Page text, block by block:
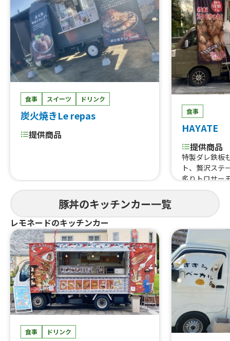
食事 スイーツ ドリンク
炭火焼きLe repas
提供商品
食事
HAYATE
提供商品
特製ダレ鉄板
ト、贅沢ステ
炙りトロサー
カルビ丼、温
ワー、生ビ
き氷 練乳入
ンクフルト、
とろーりチー
チキン丼、す
風）、特製焼
ンク、スタミ
豚丼のキッチンカー一覧
レモネードのキッチンカー
食事 ドリンク